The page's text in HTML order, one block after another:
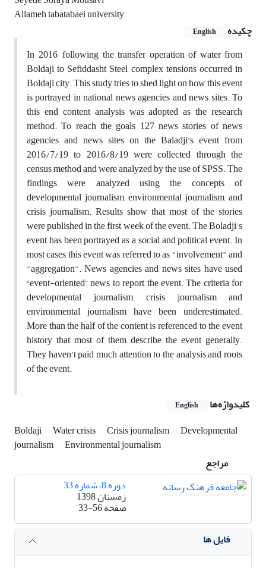
Allameh tabatabaei university
چکیده
English
In 2016, following the transfer operation of water from
Boldaji to Sefiddasht Steel complex tensions occurred in
Boldaji city. This study tries to shed light on how this event
is portrayed in national news agencies and news sites. To
this end content analysis was adopted as the research
method. To reach the goals 127 news stories of news
agencies and news sites on the Baladji’s event from
2016/7/19 to 2016/8/19 were collected through the
census method and were analyzed by the use of SPSS. The
findings were analyzed using the concepts of
developmental journalism, environmental journalism, and
crisis journalism. Results show that most of the stories
were published in the first week of the event. The Boladji's
event has been portrayed as a social and political event. In
most cases this event was referred to as "involvement" and
"aggregation". News agencies and news sites have used
“event-oriented” news to report the event. The criteria for
developmental journalism, crisis journalism and
environmental journalism have been underestimated.
More than the half of the content is referenced to the event
history that most of them describe the event generally.
They haven’t paid much attention to the analysis and roots
of the event.
کلیدواژه‌ها
English
Boldaji Water crisis Crisis journalism
Developmental
journalism
Environmental journalism
مراجع
دوره 8، شماره 33
زمستان 1398
صفحه33-56
فایل ها